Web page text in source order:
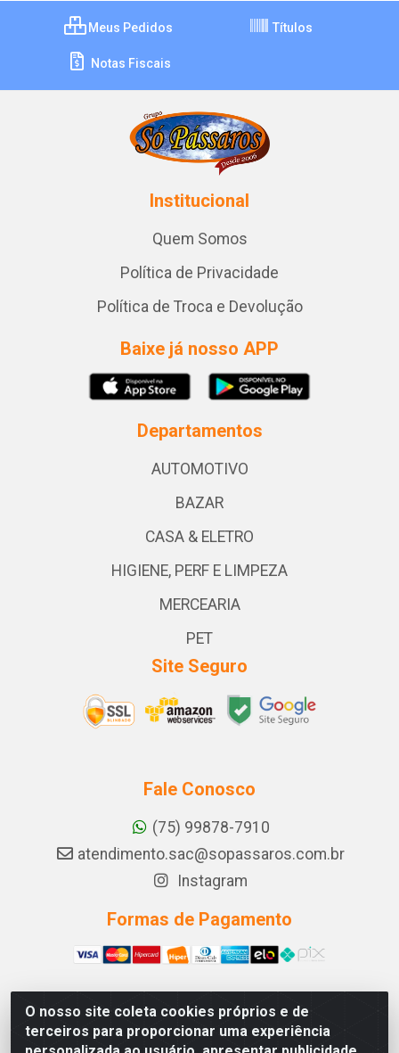
O nosso site coleta cookies próprios e de
terceiros para proporcionar uma experiência
Meus Pedidos Títulos
Notas Fiscais
Institucional
Quem Somos
Política de Privacidade
Política de Troca e Devolução
Baixe já nosso APP
Departamentos
AUTOMOTIVO
BAZAR
CASA & ELETRO
HIGIENE, PERF E LIMPEZA
MERCEARIA
PET
Site Seguro
Fale Conosco
(75) 99878-7910
atendimento.sac@sopassaros.com.br
Instagram
Formas de Pagamento
A PINA DOS SANTOS DELEZZOTTE LTDA - RODOVIA BA
233, 27 - ZONA RURAL, ITABERABA/BA - CEP 46.880-